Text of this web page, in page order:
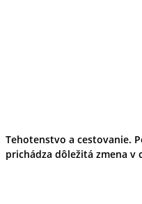
Tehotenstvo a cestovanie.
prichádza dôležitá zmena v